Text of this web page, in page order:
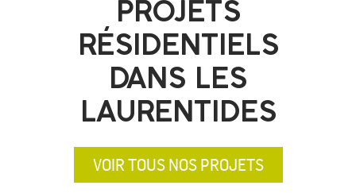
PROJETS
RÉSIDENTIELS
DANS LES
LAURENTIDES
VOIR TOUS NOS PROJETS